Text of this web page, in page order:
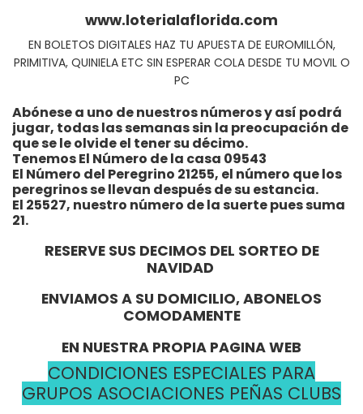
www.loterialaflorida.com
EN BOLETOS DIGITALES HAZ TU APUESTA DE EUROMILLÓN,
PRIMITIVA, QUINIELA ETC SIN ESPERAR COLA DESDE TU MOVIL O
PC
Abónese a uno de nuestros números y así podrá
jugar, todas las semanas sin la preocupación de
que se le olvide el tener su décimo.
Tenemos El Número de la casa 09543
El Número del Peregrino 21255, el número que los
peregrinos se llevan después de su estancia.
El 25527, nuestro número de la suerte pues suma
21.
RESERVE SUS DECIMOS DEL SORTEO DE
NAVIDAD
ENVIAMOS A SU DOMICILIO, ABONELOS
COMODAMENTE
EN NUESTRA PROPIA PAGINA WEB
CONDICIONES ESPECIALES PARA
GRUPOS ASOCIACIONES PEÑAS CLUBS